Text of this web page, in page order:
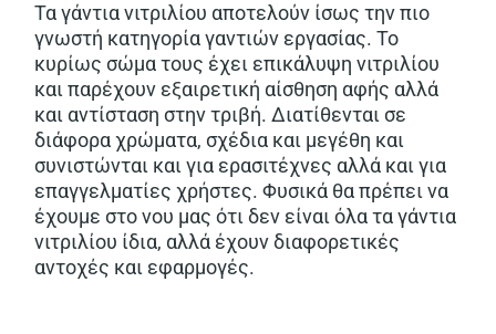
Τα γάντια νιτριλίου αποτελούν ίσως την πιο
γνωστή κατηγορία γαντιών εργασίας. Το
κυρίως σώμα τους έχει επικάλυψη νιτριλίου
και παρέχουν εξαιρετική αίσθηση αφής αλλά
και αντίσταση στην τριβή. Διατίθενται σε
διάφορα χρώματα, σχέδια και μεγέθη και
συνιστώνται και για ερασιτέχνες αλλά και για
επαγγελματίες χρήστες. Φυσικά θα πρέπει να
έχουμε στο νου μας ότι δεν είναι όλα τα γάντια
νιτριλίου ίδια, αλλά έχουν διαφορετικές
αντοχές και εφαρμογές.